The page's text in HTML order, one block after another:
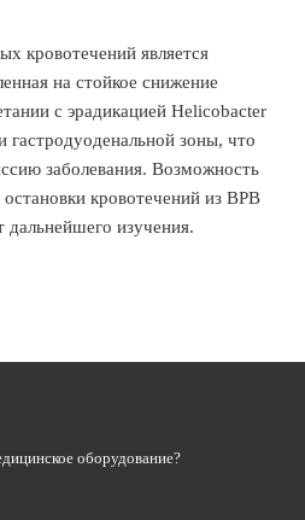
кровотечений является
на стойкое снижение
с эрадикацией Helicobacter
гастродуоденальной зоны, что
заболевания. Возможность
кровотечений из ВРВ
дальнейшего изучения.
оборудование?